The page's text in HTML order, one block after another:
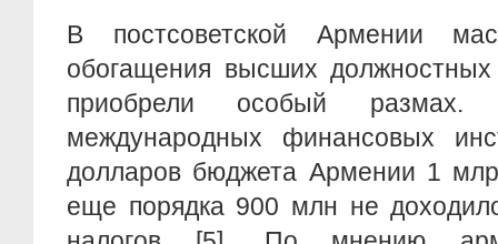
В постсоветской Армении
обогащения высших
приобрели особый размах.
международных финансовых
долларов бюджета Армении 1
еще порядка 900 млн не